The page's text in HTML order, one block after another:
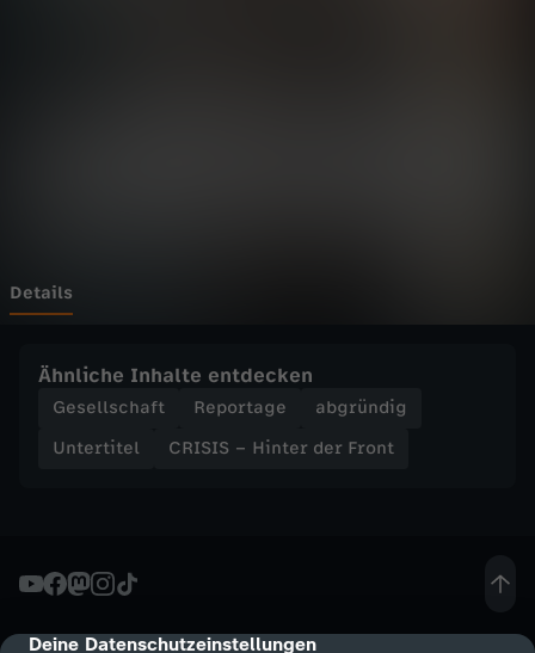
cmp-dialog-description
Deine Datenschutzeinstellungen
r
d
e
r
Details
Ähnliche Inhalte entdecken
Gesellschaft Reportage
abgründig
Untertitel
CRISIS – Hinter der Front